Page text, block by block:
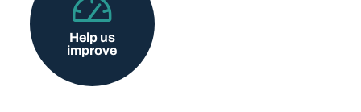
Help us
improve